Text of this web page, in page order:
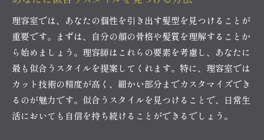
理容室では、あなたの個性を引き出す髪型を見つけることが
重要です。まずは、自分の顔の骨格や髪質を理解することか
ら始めましょう。理容師はこれらの要素を考慮し、あなたに
最も似合うスタイルを提案してくれます。特に、理容室では
カット技術の精度が高く、細かい部分までカスタマイズでき
るのが魅力です。似合うスタイルを見つけることで、日常生
活においても自信を持ち続けることができるでしょう。